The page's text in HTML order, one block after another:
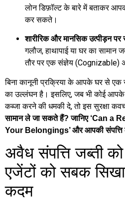
लोन डिफ़ॉल्ट के बारे में बताकर
कर सकते।
शारीरिक और मानसिक उत्पीड़न पर
गलौज, हाथापाई या घर का सामान
तौर पर एक संज्ञेय (Cognizable)
बिना कानूनी प्रक्रिया के आपके घर से एक
का उल्लंघन है। इसलिए, जब भी कोई
कब्जा करने की धमकी दे, तो इस सुरक्षा
सामान ले जा सकते हैं? जानिए ‘Can a
Your Belongings’ और आपकी संपत्ति
अवैध संपत्ति जब्ती
एजेंटों को सबक
कदम